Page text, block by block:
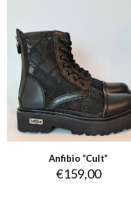
Anfibio “Cult”
€159,00